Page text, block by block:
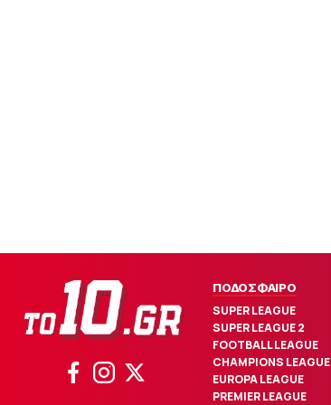
ΠΟΔΟΣΦΑΙΡΟ
SUPER LEAGUE
SUPER LEAGUE 2
FOOTBALL LEAGUE
CHAMPIONS LEAGUE
EUROPA LEAGUE
PREMIER LEAGUE